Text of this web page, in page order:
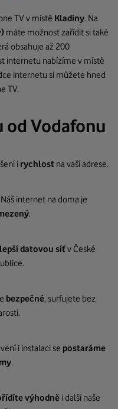
TV v místě Kladiny. Na
máte možnost zařídit si také
obsahuje až 200
internetu nabízíme v místě
internetu si můžete hned
TV.
Vodafonu
i rychlost na vaší adrese.
internet na doma je
.
datovou síťv České
bezpečné, surfujete bez
i instalaci se postaráme
my.
výhodně i další naše